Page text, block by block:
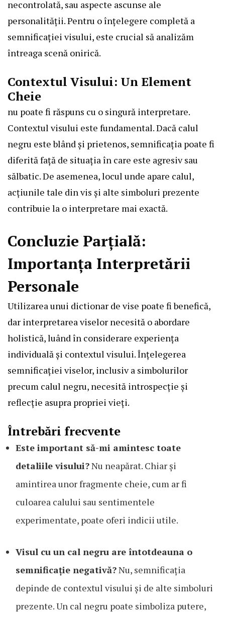
necontrolată, sau aspecte ascunse ale
personalității. Pentru o înțelegere completă a
semnificației visului, este crucial să analizăm
întreaga scenă onirică.
Contextul Visului: Un Element
Cheie
nu poate fi răspuns cu o singură interpretare.
Contextul visului este fundamental. Dacă calul
negru este blând și prietenos, semnificația poate fi
diferită față de situația în care este agresiv sau
sălbatic. De asemenea, locul unde apare calul,
acțiunile tale din vis și alte simboluri prezente
contribuie la o interpretare mai exactă.
Concluzie Parțială:
Importanța Interpretării
Personale
Utilizarea unui dictionar de vise poate fi benefică,
dar interpretarea viselor necesită o abordare
holistică, luând în considerare experiența
individuală și contextul visului. Înțelegerea
semnificației viselor, inclusiv a simbolurilor
precum calul negru, necesită introspecție și
reflecție asupra propriei vieți.
Întrebări frecvente
Este important să-mi amintesc toate
detaliile visului?Nu neapărat. Chiar și
amintirea unor fragmente cheie, cum ar fi
culoarea calului sau sentimentele
experimentate, poate oferi indicii utile.
Visul cu un cal negru are întotdeauna o
semnificație negativă?Nu, semnificația
depinde de contextul visului și de alte simboluri
prezente. Un cal negru poate simboliza putere,